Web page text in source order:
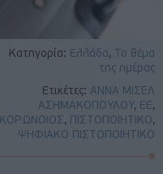
Κατηγορία: Ελλάδα,
Το θέμα
της ημέρας
Ετικέτες: ΑΝΝΑ ΜΙΣΕΛ
ΑΣΗΜΑΚΟΠΟΥΛΟΥ, ΕΕ,
ΚΟΡΩΝΟΙΟΣ, ΠΙΣΤΟΠΟΙΗΤΙΚΟ,
ΨΗΦΙΑΚΟ ΠΙΣΤΟΠΟΙΗΤΙΚΟ